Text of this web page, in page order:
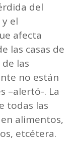
del
el
afecta
las casas de
las
no están
–alertó-. La
todas las
alimentos,
etcétera.